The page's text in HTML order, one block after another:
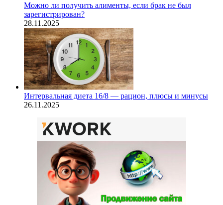
Можно ли получить алименты, если брак не был
зарегистрирован?
28.11.2025
Интервальная диета 16/8 — рацион, плюсы и минусы
26.11.2025